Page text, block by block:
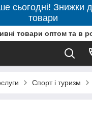
сьогодні! Знижки
товари
товари оптом та в
Спорт і туризм